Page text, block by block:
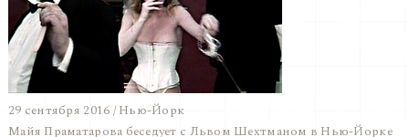
29 сентября 2016 / Нью-Йорк
Майя Праматарова беседует с Львом Шехтманом в Нью-Йорке